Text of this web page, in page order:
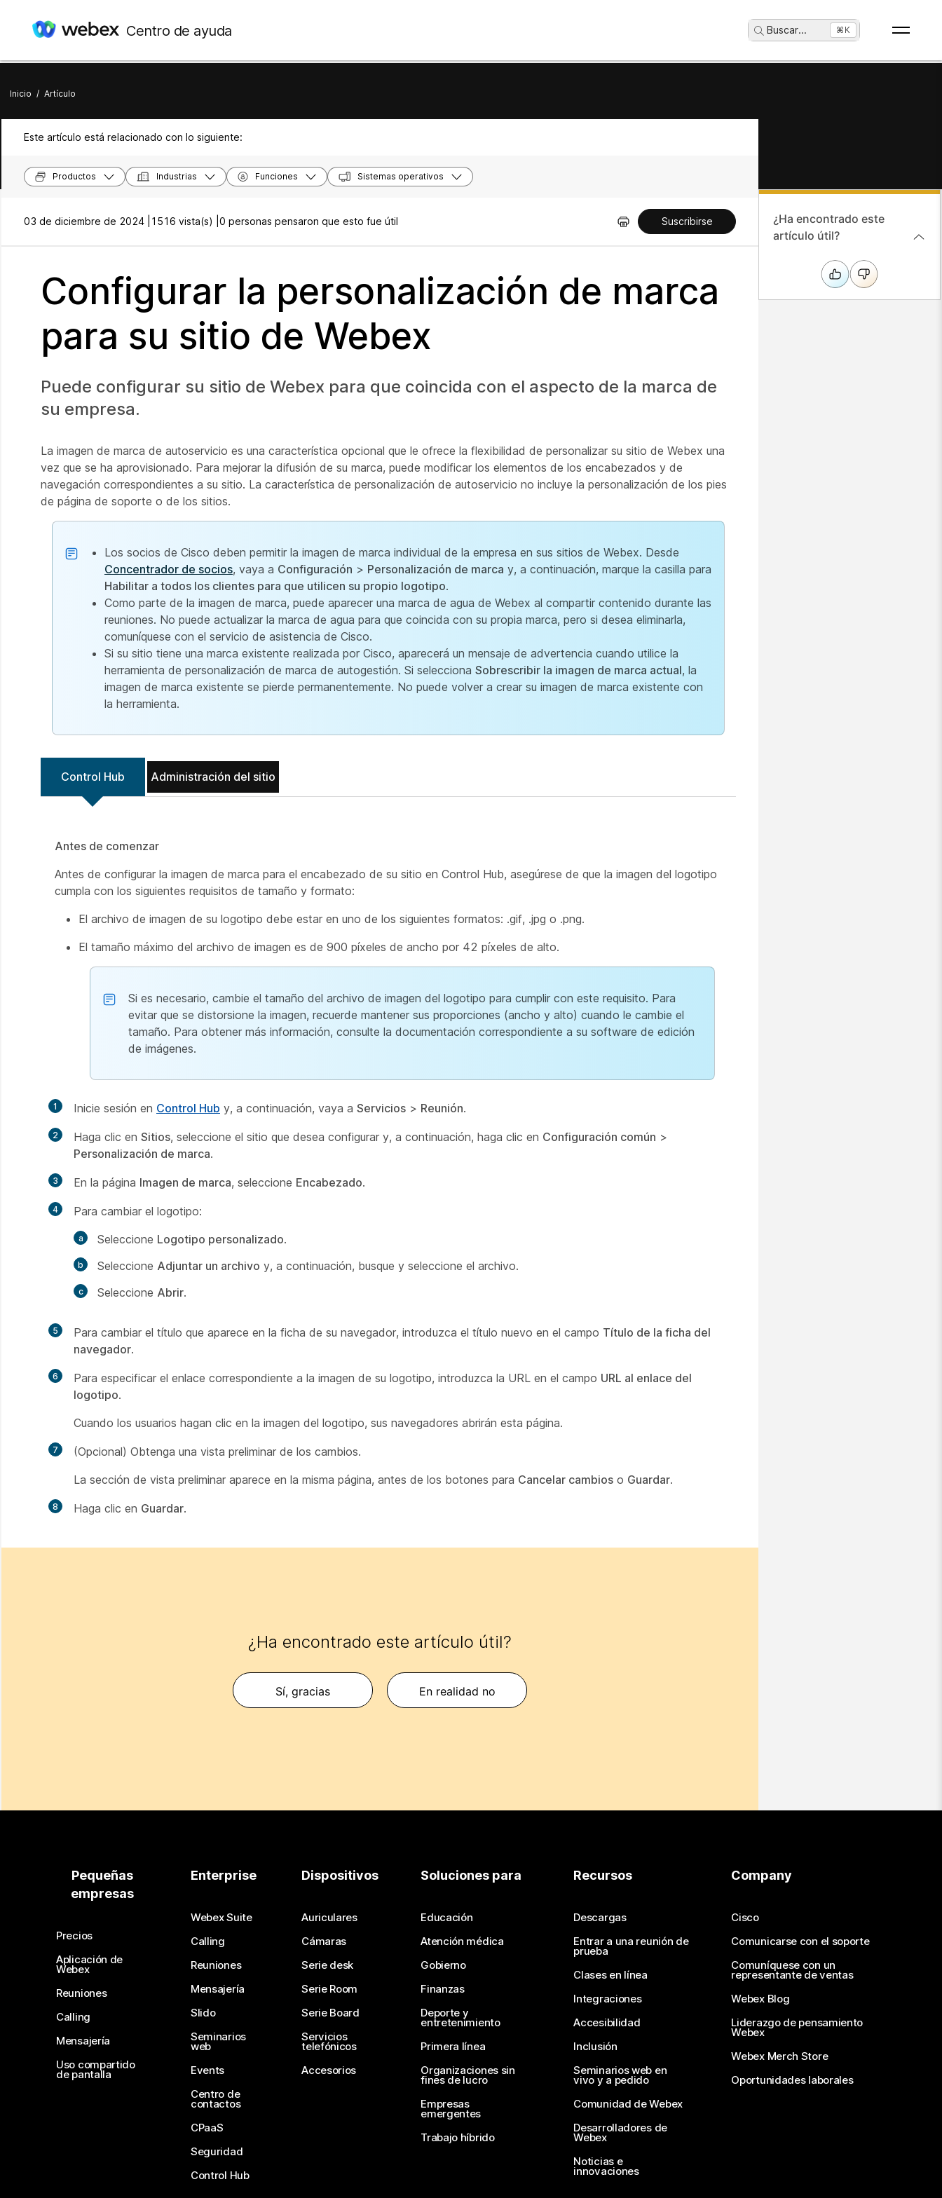
Centro de ayuda Buscar... ⌘K
Inicio / Artículo
Este artículo está relacionado con lo siguiente:
Productos Industrias Funciones Sistemas operativos
03 de diciembre de 2024 | 1516 vista(s) | 0 personas pensaron que esto fue útil Suscribirse
Configurar la personalización de marca
para su sitio de Webex
Puede configurar su sitio de Webex para que coincida con el aspecto de la marca de
su empresa.
La imagen de marca de autoservicio es una característica opcional que le ofrece la flexibilidad de personalizar su sitio de Webex una
vez que se ha aprovisionado. Para mejorar la difusión de su marca, puede modificar los elementos de los encabezados y de
navegación correspondientes a su sitio. La característica de personalización de autoservicio no incluye la personalización de los pies
de página de soporte o de los sitios.
Los socios de Cisco deben permitir la imagen de marca individual de la empresa en sus sitios de Webex. Desde
Concentrador de socios, vaya a Configuración > Personalización de marca y, a continuación, marque la casilla para
Habilitar a todos los clientes para que utilicen su propio logotipo.
Como parte de la imagen de marca, puede aparecer una marca de agua de Webex al compartir contenido durante las
reuniones. No puede actualizar la marca de agua para que coincida con su propia marca, pero si desea eliminarla,
comuníquese con el servicio de asistencia de Cisco.
Si su sitio tiene una marca existente realizada por Cisco, aparecerá un mensaje de advertencia cuando utilice la
herramienta de personalización de marca de autogestión. Si selecciona Sobrescribir la imagen de marca actual, la
imagen de marca existente se pierde permanentemente. No puede volver a crear su imagen de marca existente con
la herramienta.
Control Hub Administración del sitio
Antes de comenzar
Antes de configurar la imagen de marca para el encabezado de su sitio en Control Hub, asegúrese de que la imagen del logotipo
cumpla con los siguientes requisitos de tamaño y formato:
El archivo de imagen de su logotipo debe estar en uno de los siguientes formatos: .gif, .jpg o .png.
El tamaño máximo del archivo de imagen es de 900 píxeles de ancho por 42 píxeles de alto.
Si es necesario, cambie el tamaño del archivo de imagen del logotipo para cumplir con este requisito. Para
evitar que se distorsione la imagen, recuerde mantener sus proporciones (ancho y alto) cuando le cambie el
tamaño. Para obtener más información, consulte la documentación correspondiente a su software de edición
de imágenes.
1 Inicie sesión en Control Hub y, a continuación, vaya a Servicios > Reunión.
2 Haga clic en Sitios, seleccione el sitio que desea configurar y, a continuación, haga clic en Configuración común >
Personalización de marca.
3 En la página Imagen de marca, seleccione Encabezado.
4
Para cambiar el logotipo:
Seleccione Logotipo personalizado.
Seleccione Adjuntar un archivo y, a continuación, busque y seleccione el archivo.
Seleccione Abrir.
5 Para cambiar el título que aparece en la ficha de su navegador, introduzca el título nuevo en el campo Título de la ficha del
navegador.
6 Para especificar el enlace correspondiente a la imagen de su logotipo, introduzca la URL en el campo URL al enlace del
logotipo.
Cuando los usuarios hagan clic en la imagen del logotipo, sus navegadores abrirán esta página.
7
(Opcional) Obtenga una vista preliminar de los cambios.
La sección de vista preliminar aparece en la misma página, antes de los botones para Cancelar cambios o Guardar.
8 Haga clic en Guardar.
¿Ha encontrado este artículo útil?
Sí, gracias En realidad no
¿Ha encontrado este
artículo útil?
Pequeñas
empresas
Precios
Aplicación de
Webex
Reuniones
Calling
Mensajería
Uso compartido
de pantalla
Enterprise
Webex Suite
Calling
Reuniones
Mensajería
Slido
Seminarios
web
Events
Centro de
contactos
CPaaS
Seguridad
Control Hub
Dispositivos
Auriculares
Cámaras
Serie desk
Serie Room
Serie Board
Servicios
telefónicos
Accesorios
Soluciones para
Educación
Atención médica
Gobierno
Finanzas
Deporte y
entretenimiento
Primera línea
Organizaciones sin
fines de lucro
Empresas
emergentes
Trabajo híbrido
Recursos
Descargas
Entrar a una reunión de
prueba
Clases en línea
Integraciones
Accesibilidad
Inclusión
Seminarios web en
vivo y a pedido
Comunidad de Webex
Desarrolladores de
Webex
Noticias e
innovaciones
Company
Cisco
Comunicarse con el soporte
Comuníquese con un
representante de ventas
Webex Blog
Liderazgo de pensamiento
Webex
Webex Merch Store
Oportunidades laborales